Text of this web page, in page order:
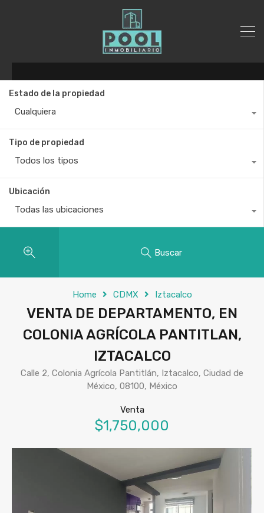
Estado de la propiedad
Cualquiera
Tipo de propiedad
Todos los tipos
Ubicación
Todas las ubicaciones
Buscar
Home CDMX Iztacalco
VENTA DE DEPARTAMENTO, EN
COLONIA AGRÍCOLA PANTITLAN,
IZTACALCO
Calle 2, Colonia Agrícola Pantitlán, Iztacalco, Ciudad de
México, 08100, México
Venta
$1,750,000